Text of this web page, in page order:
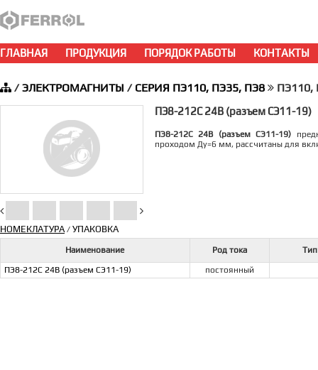
ГЛАВНАЯ ПРОДУКЦИЯ ПОРЯДОК РАБОТЫ КОНТАКТЫ
/ЭЛЕКТРОМАГНИТЫ / СЕРИЯ ПЭ110, ПЭ35, ПЭ8 ПЭ110,
ПЭ8-212С 24В (разъем СЭ11-19)
ПЭ8-212С 24В (разъем СЭ11-19)
проходом Ду=6 мм, рассчитаны для
НОМЕКЛАТУРА/ УПАКОВКА
Наименование Род тока
ПЭ8-212С 24В (разъем СЭ11-19)
постоянный